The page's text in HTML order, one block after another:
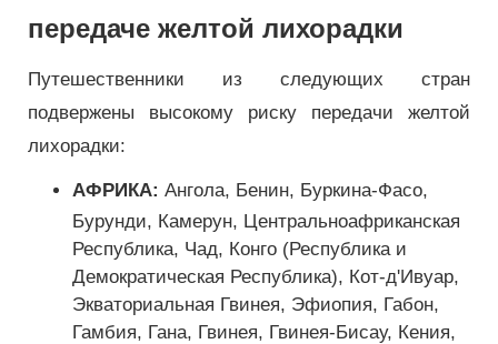
передаче желтой лихорадки
Путешественники из следующих стран
подвержены высокому риску передачи желтой
лихорадки:
АФРИКА: Ангола, Бенин, Буркина-Фасо,
Бурунди, Камерун, Центральноафриканская
Республика, Чад, Конго (Республика и
Демократическая Республика), Кот-д'Ивуар,
Экваториальная Гвинея, Эфиопия, Габон,
Гамбия, Гана, Гвинея, Гвинея-Бисау, Кения,